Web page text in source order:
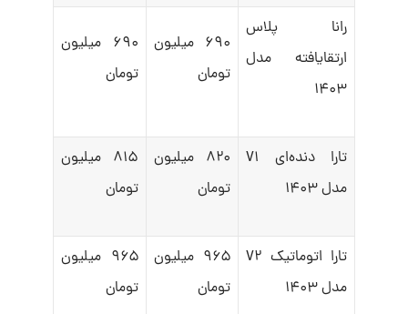
رانا پلاس
ارتقایافته مدل
۱۴۰۳
۶۹۰ میلیون
تومان
۶۹۰ میلیون
تومان
تارا دنده‌ای V۱
مدل ۱۴۰۳
۸۲۰ میلیون
تومان
۸۱۵ میلیون
تومان
تارا اتوماتیک V۲
مدل ۱۴۰۳
۹۶۵ میلیون
تومان
۹۶۵ میلیون
تومان